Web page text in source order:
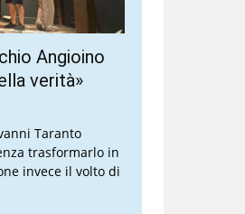
Angioino
verità»
Taranto
trasformarlo in
invece il volto di